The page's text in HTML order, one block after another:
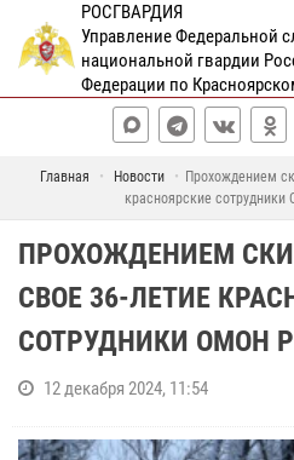
РОСГВАРДИЯ
Управление Федеральной
национальной гвардии
Федерации по
Главная Новости
Прохождением
красноярские
ПРОХОЖДЕНИЕМ
СВОЕ 36-ЛЕТИЕ
СОТРУДНИКИ ОМОН
12 декабря 2024, 11:54